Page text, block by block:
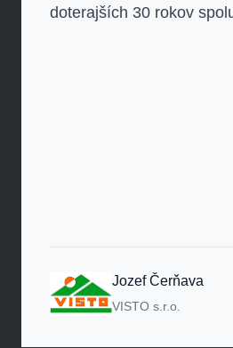
doterajších 30 rokov
Jozef Čerňava
VISTO s.r.o.